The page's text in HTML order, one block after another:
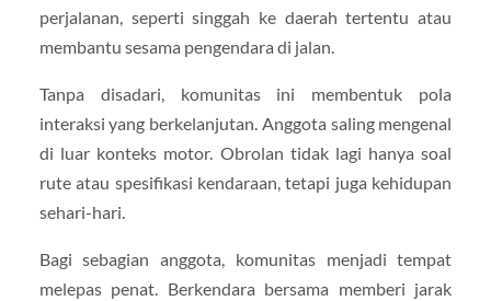
perjalanan, seperti singgah ke daerah tertentu atau
membantu sesama pengendara di jalan.
Tanpa disadari, komunitas ini membentuk pola
interaksi yang berkelanjutan. Anggota saling mengenal
di luar konteks motor. Obrolan tidak lagi hanya soal
rute atau spesifikasi kendaraan, tetapi juga kehidupan
sehari-hari.
Bagi sebagian anggota, komunitas menjadi tempat
melepas penat. Berkendara bersama memberi jarak